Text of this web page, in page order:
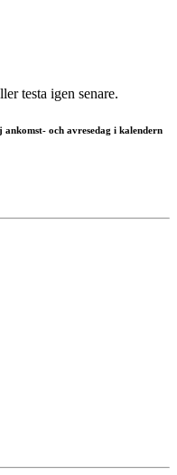
testa igen senare.
och avresedag i kalendern